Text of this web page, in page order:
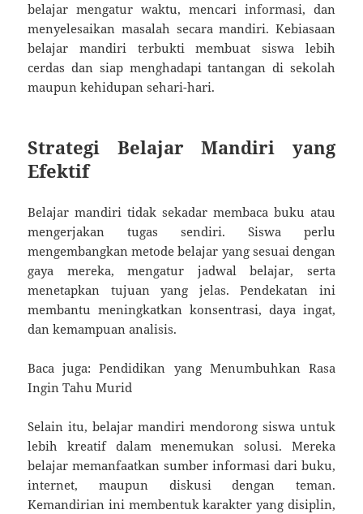
belajar mengatur waktu, mencari informasi, dan
menyelesaikan masalah secara mandiri. Kebiasaan
belajar mandiri terbukti membuat siswa lebih
cerdas dan siap menghadapi tantangan di sekolah
maupun kehidupan sehari-hari.
Strategi Belajar Mandiri yang
Efektif
Belajar mandiri tidak sekadar membaca buku atau
mengerjakan tugas sendiri. Siswa perlu
mengembangkan metode belajar yang sesuai dengan
gaya mereka, mengatur jadwal belajar, serta
menetapkan tujuan yang jelas. Pendekatan ini
membantu meningkatkan konsentrasi, daya ingat,
dan kemampuan analisis.
Baca juga: Pendidikan yang Menumbuhkan Rasa
Ingin Tahu Murid
Selain itu, belajar mandiri mendorong siswa untuk
lebih kreatif dalam menemukan solusi. Mereka
belajar memanfaatkan sumber informasi dari buku,
internet, maupun diskusi dengan teman.
Kemandirian ini membentuk karakter yang disiplin,